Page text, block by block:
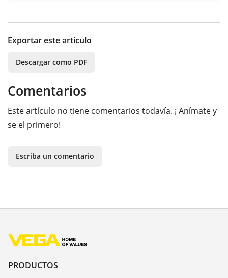
Exportar este artículo
Descargar como PDF
Comentarios
Este artículo no tiene comentarios todavía. ¡ Anímate y
se el primero!
Escriba un comentario
PRODUCTOS